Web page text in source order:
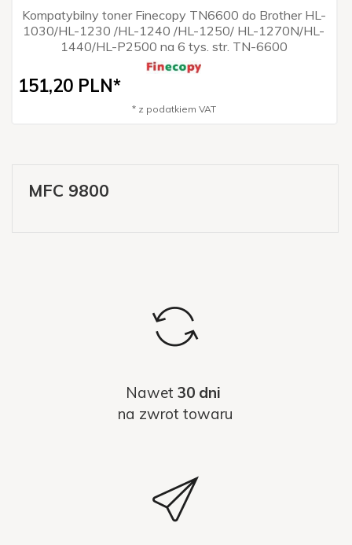
Kompatybilny toner Finecopy TN6600 do Brother HL-
1030/HL-1230 /HL-1240 /HL-1250/ HL-1270N/HL-
1440/HL-P2500 na 6 tys. str. TN-6600
151,20 PLN*
* z podatkiem VAT
MFC 9800
Nawet 30 dni
na zwrot towaru